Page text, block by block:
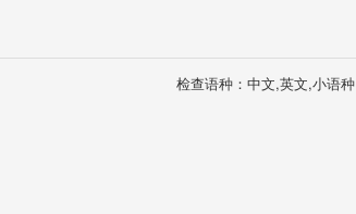
检查语种：中文,英文,小语种